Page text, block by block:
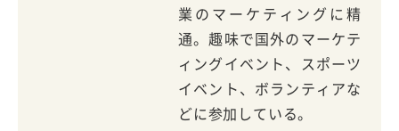
業のマーケティングに精
通。趣味で国外のマーケテ
ィングイベント、スポーツ
イベント、ボランティアな
どに参加している。